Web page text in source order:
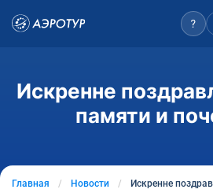
Искренне
памяти и
Главная Новости Искренне